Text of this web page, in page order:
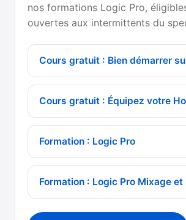
nos formations Logic Pro,
ouvertes aux intermittents du
Cours gratuit : Bien démarrer
Cours gratuit : Équipez votre
Formation : Logic Pro
Formation : Logic Pro Mixage